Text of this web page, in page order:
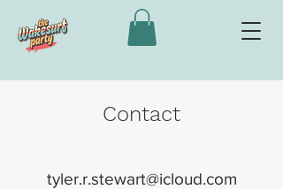
Contact
tyler.r.stewart@icloud.com